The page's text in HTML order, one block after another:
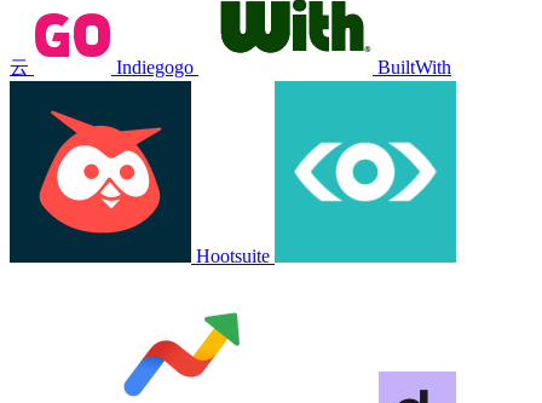
云 Indiegogo BuiltWith
Hootsuite